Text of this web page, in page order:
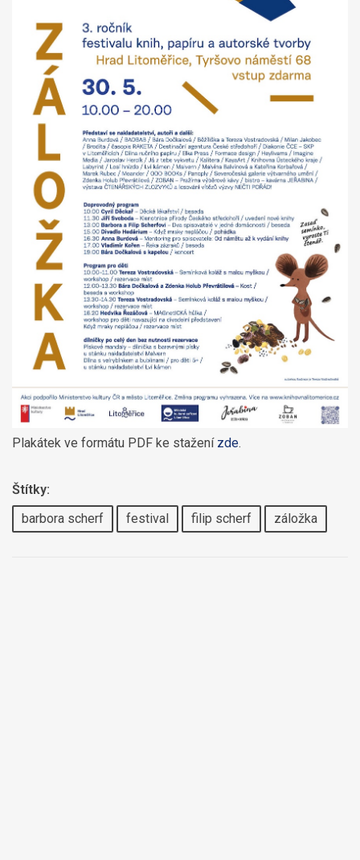
Plakátek ve formátu PDF ke stažení zde.
Štítky:
barbora scherf
festival filip scherf záložka